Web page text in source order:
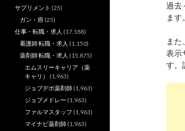
過去
ます
ま
表示
す。
サプリメント (25)
ガン・癌 (25)
仕事・転職・求人 (17,188)
看護師 転職・求人 (1,150)
薬剤師 転職・求人 (15,875)
エムスリーキャリア（薬
キャリ）
(1,963)
ジョブデポ薬剤師 (1,963)
ジョブメドレー (1,963)
ファルマスタッフ (1,963)
マイナビ薬剤師 (1,963)